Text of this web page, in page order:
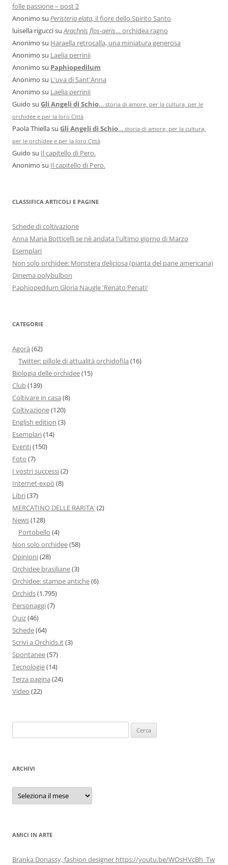
folle passione – post 2
Anonimo su Peristeria elata, il fiore dello Spirito Santo
luisella riguccisu Arachnis flos-aeris… orchidea ragno
Anonimo su Haraella retrocalla, una miniatura generosa
Anonimo su Laelia perrinii
Anonimo su Paphiopedilum
Anonimo su L'uva di Sant'Anna
Anonimo su Laelia perrinii
Guido su Gli Angeli di Schio… storia di amore, per la cultura, per le
orchidee e per la loro Città
Paola Thiellasu Gli Angeli di Schio… storia di amore, per la cultura,
per le orchidee e per la loro Città
Guido su Il capitello di Pero.
Anonimo su Il capitello di Pero.
CLASSIFICA ARTICOLI E PAGINE
Schede di coltivazione
Anna Maria Botticelli se nè andata l'ultimo giorno di Marzo
Esemplari
Non solo orchidee: Monstera deliciosa (pianta del pane americana)
Dinema polybulbon
Paphiopedilum Gloria Naugle 'Renato Penati'
CATEGORIE
Agorà (62)
Twitter: pillole di attualità orchidofila (16)
Biologia delle orchidee(15)
Club(139)
Coltivare in casa (8)
Coltivazione(120)
English edition (3)
Esemplari(14)
Eventi(150)
Foto (7)
I vostri successi(2)
Internet-expò (8)
Libri(37)
MERCATINO DELLE RARITA' (2)
News(128)
Portobello (4)
Non solo orchidee(58)
Opinioni(28)
Orchidee brasiliane(3)
Orchidee: stampe antiche(6)
Orchids(1.795)
Personaggi(7)
Quiz(46)
Schede(64)
Scrivi a Orchids.it(3)
Spontanee(57)
Tecnologie(14)
Terza pagina (24)
Video (22)
per:
ARCHIVI
Archivi
AMICI IN ARTE
Branka Donassy, fashion designer https://youtu.be/WOsHVcBh_Tw